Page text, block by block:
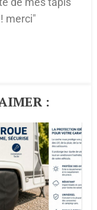
merci"
:​